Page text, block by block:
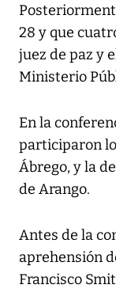
28 y que
juez de paz y
Ministerio
En la
participaron
Ábrego, y la
de Arango.
Antes de la
aprehensión
Francisco